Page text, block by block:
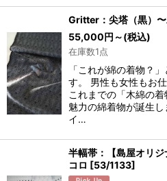
Gritter：尖塔（黒）
55,000円 ～(税込)
在庫数1点
「これが綿の着物？
す。 男性も女性もお
これまでの「木綿の
魅力の綿着物が誕生
イ…
半幅帯：【島屋オリ
コロ [53/1133]